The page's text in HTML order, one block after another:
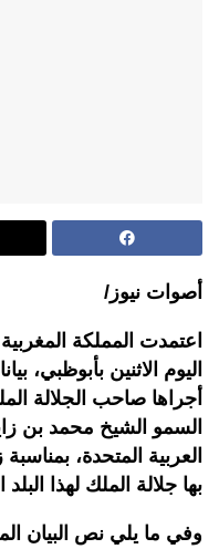
أصوات نيوز/
اعتمدت المملكة
اليوم الاثنين بأبوظبي،
أجراها صاحب الجلالة
السمو الشيخ محمد بن
العربية المتحدة،
بها جلالة الملك لهذا
وفي ما يلي نص البيان